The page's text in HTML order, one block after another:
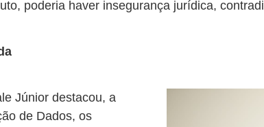
poderia haver insegurança jurídica,
Júnior destacou, a
de Dados, os